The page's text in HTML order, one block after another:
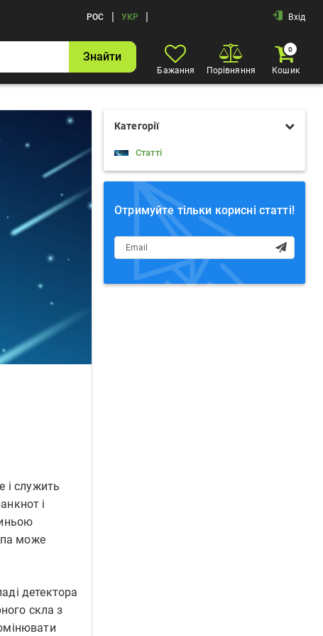
РОС | УКР | Вхід
Знайти
Бажання Порівняння
0
Кошик
Категорії
Статті
Отримуйте тільки корисні статті!
і служить
і
може
детектора
скла з